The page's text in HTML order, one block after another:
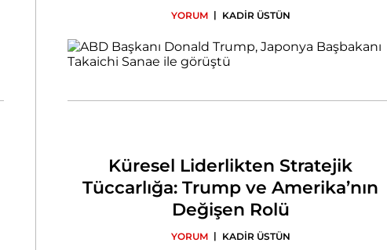
YORUM | KADİR ÜSTÜN
Küresel Liderlikten Stratejik
Tüccarlığa: Trump ve Amerika’nın
Değişen Rolü
YORUM | KADİR ÜSTÜN